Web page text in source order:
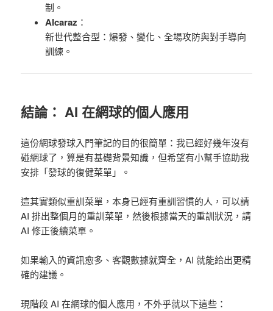
制。
Alcaraz ：
新世代整合型：爆發、變化、全場攻防與對手導向
訓練。
結論： AI 在網球的個人應用
這份網球發球入門筆記的目的很簡單：我已經好幾年沒有
碰網球了，算是有基礎背景知識，但希望有小幫手協助我
安排「發球的復健菜單」。
這其實類似重訓菜單，本身已經有重訓習慣的人，可以請
AI 排出整個月的重訓菜單，然後根據當天的重訓狀況，請
AI 修正後續菜單。
如果輸入的資訊愈多、客觀數據就齊全，AI 就能給出更精
確的建議。
現階段 AI 在網球的個人應用，不外乎就以下這些：